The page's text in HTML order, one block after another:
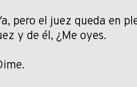
pero el juez queda en
y de él, ¿Me oyes.